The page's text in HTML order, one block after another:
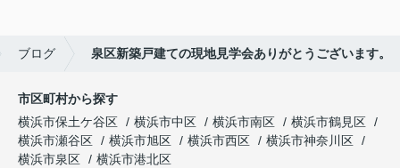
ブログ 泉区新築戸建ての現地見学会ありがとうございます。
市区町村から探す
横浜市保土ケ谷区
横浜市中区 横浜市南区
横浜市鶴見区
横浜市瀬谷区
横浜市旭区 横浜市西区
横浜市神奈川区
横浜市泉区
横浜市港北区